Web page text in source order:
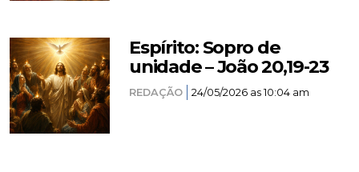
Espírito: Sopro de
unidade – João 20,19-23
REDAÇÃO 24/05/2026 as 10:04 am